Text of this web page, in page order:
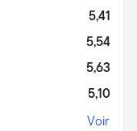
5,41
5,54
5,63
5,10
Voir